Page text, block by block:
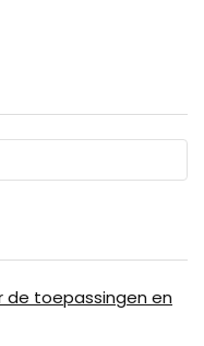
de toepassingen en